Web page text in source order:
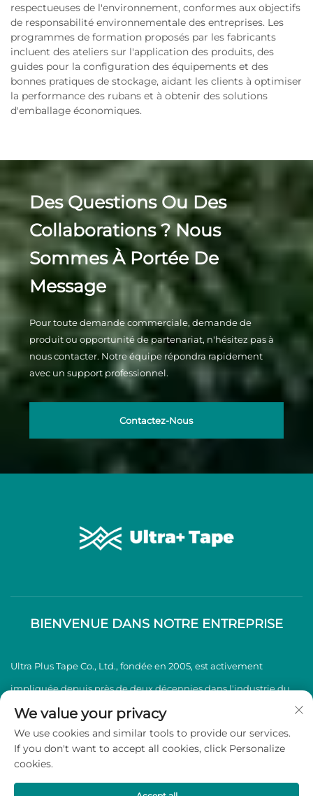
respectueuses de l'environnement, conformes aux objectifs
de responsabilité environnementale des entreprises. Les
programmes de formation proposés par les fabricants
incluent des ateliers sur l'application des produits, des
guides pour la configuration des équipements et des
bonnes pratiques de stockage, aidant les clients à optimiser
la performance des rubans et à obtenir des solutions
d'emballage économiques.
Des Questions Ou Des
Collaborations ? Nous
Sommes À Portée De
Message
Pour toute demande commerciale, demande de
produit ou opportunité de partenariat, n'hésitez pas à
nous contacter. Notre équipe répondra rapidement
avec un support professionnel.
Contactez-Nous
BIENVENUE DANS NOTRE ENTREPRISE
Ultra Plus Tape Co., Ltd., fondée en 2005, est activement
impliquée depuis près de deux décennies dans l'industrie du
ruban adhésif BOPP, spécialisée dans la production et la vente
de rubans adhésifs BOPP de haute qualité.
Politique de confidentialité
We value your privacy
We use cookies and similar tools to provide our services.
If you don't want to accept all cookies, click Personalize
cookies.